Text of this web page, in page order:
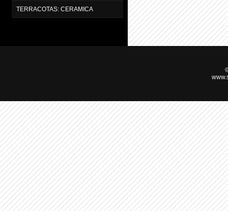
TERRACOTAS: CERAMICA